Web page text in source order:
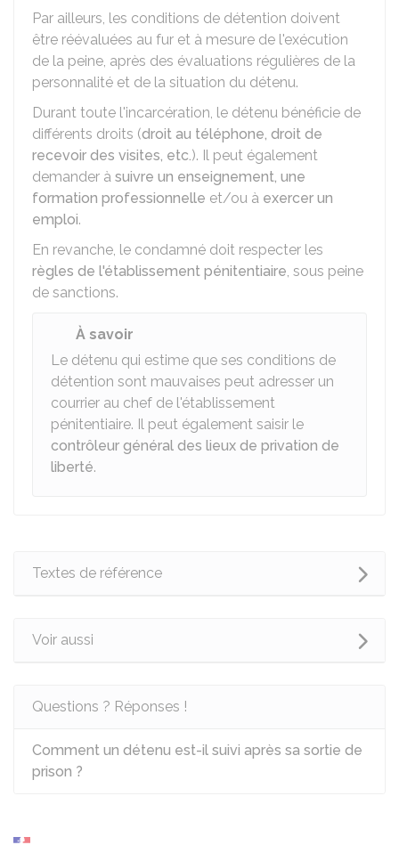
Par ailleurs, les conditions de détention doivent
être réévaluées au fur et à mesure de l'exécution
de la peine, après des évaluations régulières de la
personnalité et de la situation du détenu.
Durant toute l'incarcération, le détenu bénéficie de
différents droits (droit au téléphone, droit de
recevoir des visites, etc.). Il peut également
demander à suivre un enseignement, une
formation professionnelle et/ou à exercer un
emploi.
En revanche, le condamné doit respecter les
règles de l'établissement pénitentiaire, sous peine
de sanctions.
À savoir
Le détenu qui estime que ses conditions de
détention sont mauvaises peut adresser un
courrier au chef de l'établissement
pénitentiaire. Il peut également saisir le
contrôleur général des lieux de privation de
liberté.
Textes de référence
Voir aussi
Questions ? Réponses !
Comment un détenu est-il suivi après sa sortie de
prison ?